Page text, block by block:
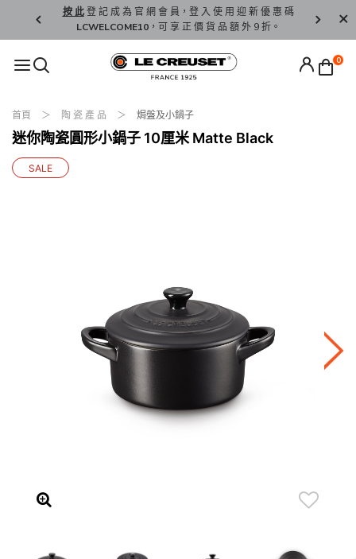
按 此登 記 成 為 官 網 會 員，登 入 使 用 迎 新 優 惠 碼
LCWELCOME10，可 享 正 價 貨 品 額 外 9 折。
香 港 / 澳
0
首頁 陶 瓷 產 品 焗盤及小鍋子
迷你陶瓷圓形小鍋子 10厘米 Matte Black
SALE